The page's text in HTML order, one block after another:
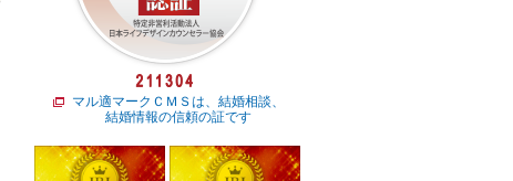
マル適マークＣＭＳは、結婚相談、
結婚情報の信頼の証です